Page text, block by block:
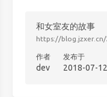
和女室友的故事
https://
作者
dev
发布于
2018-07-12